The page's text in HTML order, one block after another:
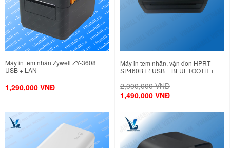
Thông số kỹ thuật cơ bản của máy in 420B
Mặc dù có thể có một số khác biệt nhỏ tùy vào nhà sản xuất hoặc
lô hàng, máy in nhiệt 420B thường sở hữu các thông số kỹ thuật
sau:
Công nghệ in: In nhiệt trực tiếp (Direct Thermal)
Độ phân giải: 203 dpi (dots per inch)
Máy in tem nhãn Zywell ZY-3608
USB + LAN
1,290,000 VNĐ
Máy in tem nhãn, vận đơn HPRT
SP460BT ( USB + BLUETOOTH +
2,000,000 VNĐ
1,490,000 VNĐ